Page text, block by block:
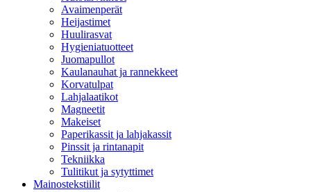
Avaimenperät
Heijastimet
Huulirasvat
Hygieniatuotteet
Juomapullot
Kaulanauhat ja rannekkeet
Korvatulpat
Lahjalaatikot
Magneetit
Makeiset
Paperikassit ja lahjakassit
Pinssit ja rintanapit
Tekniikka
Tulitikut ja sytyttimet
Mainostekstiilit